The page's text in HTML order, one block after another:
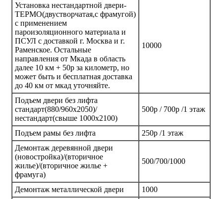
Установка нестандартной двери-
ТЕРМО(двустворчатая,с фрамугой)
с применением
пароизоляционного материала и
ПСУЛ с доставкой г. Москва и г.
Раменское. Остальные
направления от Мкада в область
далее 10 км + 50р за километр, но
может быть и бесплатная доставка
до 40 км от мкад уточняйте.
10000
Подъем двери без лифта
стандарт(880/960х2050)/
нестандарт(свыше 1000х2100)
500р / 700р /1 этаж
Подъем рамы без лифта
250р /1 этаж
Демонтаж деревянной двери
(новостройка)/(вторичное
жилье)/(вторичное жилье +
фрамуга)
500/700/1000
Демонтаж металлической двери
1000